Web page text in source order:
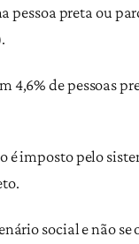
preta ou
4,6% de pessoas
é imposto pelo
social e não